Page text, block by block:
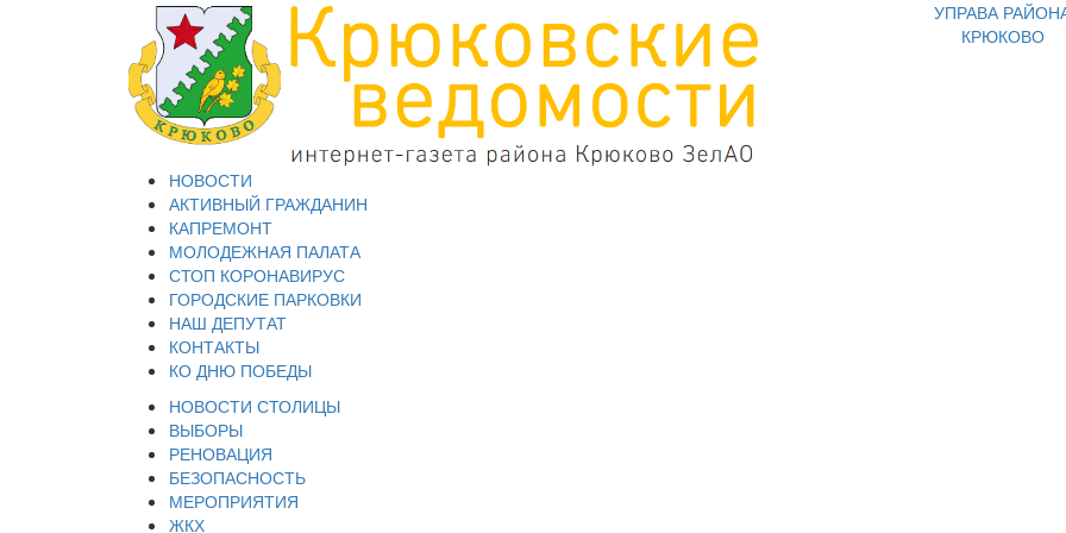
УПРАВА
КРЮКОВО
НОВОСТИ
АКТИВНЫЙ ГРАЖДАНИН
КАПРЕМОНТ
МОЛОДЕЖНАЯ ПАЛАТА
СТОП КОРОНАВИРУС
ГОРОДСКИЕ ПАРКОВКИ
НАШ ДЕПУТАТ
КОНТАКТЫ
КО ДНЮ ПОБЕДЫ
НОВОСТИ СТОЛИЦЫ
ВЫБОРЫ
РЕНОВАЦИЯ
БЕЗОПАСНОСТЬ
МЕРОПРИЯТИЯ
ЖКХ